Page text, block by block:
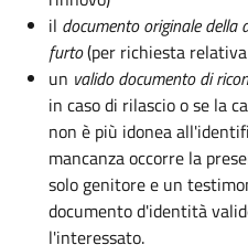
il documento originale della
furto(per richiesta
un valido documento di
in caso di rilascio o se la
non è più idonea
mancanza occorre la
solo genitore e un
documento d'identità
l'interessato.